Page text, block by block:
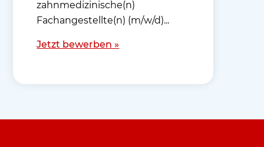
zahnmedizinische(n)
Fachangestellte(n) (m/w/d)...
Jetzt bewerben »